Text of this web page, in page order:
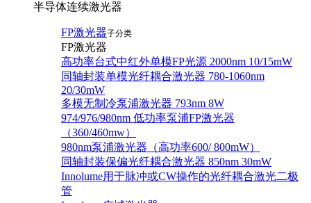
半导体连续激光器
FP激光器子分类
FP激光器
高功率台式中红外单模FP光源 2000nm 10/15mW
同轴封装单模光纤耦合激光器 780-1060nm
20/30mW
多模无制冷泵浦激光器 793nm 8W
974/976/980nm 低功率泵浦FP激光器
（360/460mw）
980nm泵浦激光器（高功率600/ 800mW）
同轴封装保偏光纤耦合激光器 850nm 30mW
Innolume用于脉冲或CW操作的光纤耦合激光二极
管